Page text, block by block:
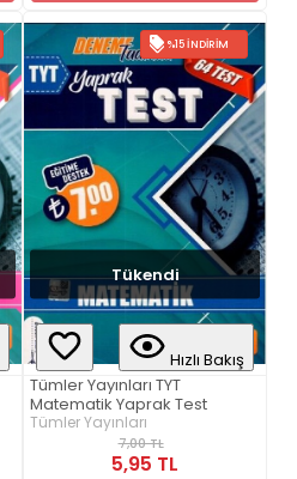
%15 İNDIRIM
Tükendi
Hızlı Bakış
Tümler Yayınları TYT
Matematik Yaprak Test
Tümler Yayınları
7,00 TL
5,95 TL